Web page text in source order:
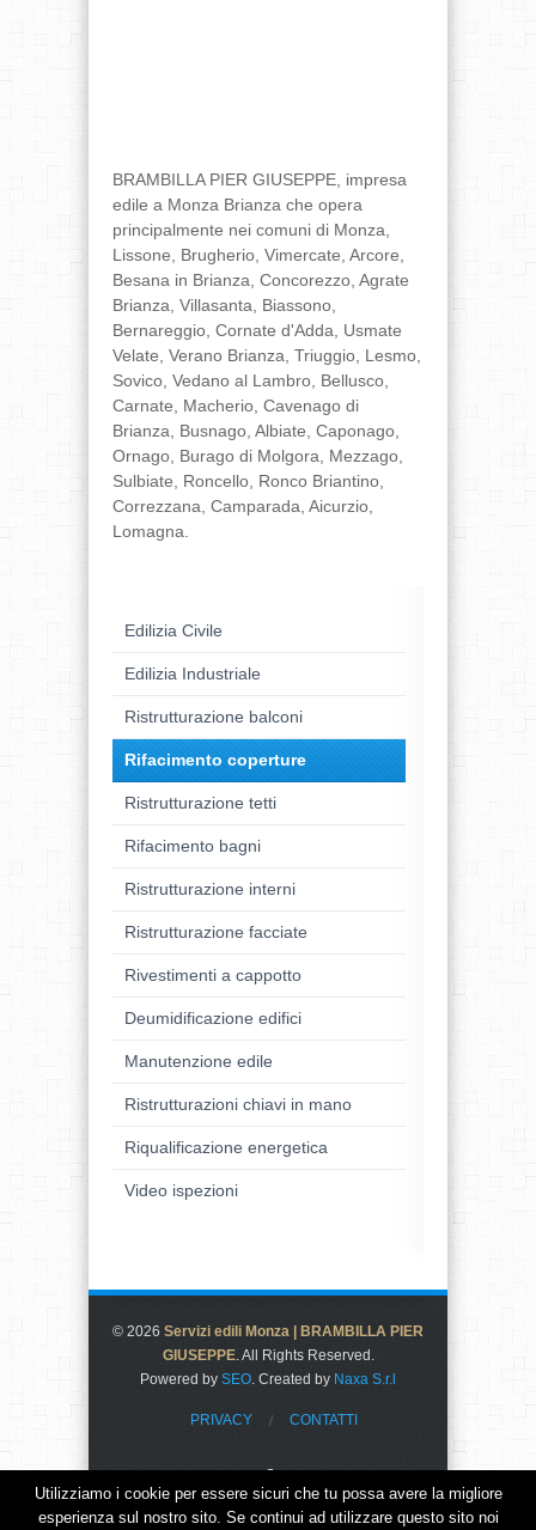
BRAMBILLA PIER GIUSEPPE, impresa
edile a Monza Brianza che opera
principalmente nei comuni di Monza,
Lissone, Brugherio, Vimercate, Arcore,
Besana in Brianza, Concorezzo, Agrate
Brianza, Villasanta, Biassono,
Bernareggio, Cornate d'Adda, Usmate
Velate, Verano Brianza, Triuggio, Lesmo,
Sovico, Vedano al Lambro, Bellusco,
Carnate, Macherio, Cavenago di
Brianza, Busnago, Albiate, Caponago,
Ornago, Burago di Molgora, Mezzago,
Sulbiate, Roncello, Ronco Briantino,
Correzzana, Camparada, Aicurzio,
Lomagna.
Edilizia Civile
Edilizia Industriale
Ristrutturazione balconi
Rifacimento coperture
Ristrutturazione tetti
Rifacimento bagni
Ristrutturazione interni
Ristrutturazione facciate
Rivestimenti a cappotto
Deumidificazione edifici
Manutenzione edile
Ristrutturazioni chiavi in mano
Riqualificazione energetica
Video ispezioni
© 2026 Servizi edili Monza | BRAMBILLA PIER
GIUSEPPE. All Rights Reserved.
Powered by SEO. Created by Naxa S.r.l
PRIVACY CONTATTI
Utilizziamo i cookie per essere sicuri che tu possa avere la migliore
esperienza sul nostro sito. Se continui ad utilizzare questo sito noi